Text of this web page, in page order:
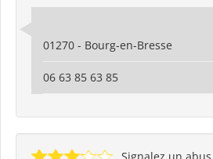
01270 - Bourg-en-Bresse
06 63 85 63 85